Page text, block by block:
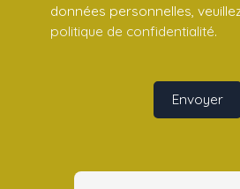
données personnelles,
politique de confidentialité.
Envoyer